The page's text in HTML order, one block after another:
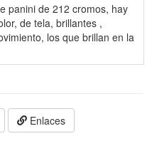
panini de 212 cromos, hay
de tela, brillantes ,
los que brillan en la
Enlaces